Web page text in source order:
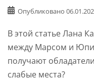
Опубликовано
В этой статье Лана
между Марсом и
получают
слабые места?